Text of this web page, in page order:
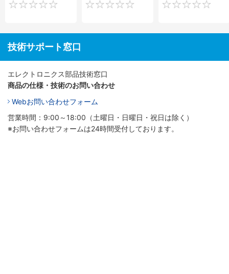
0 0
技術サポート窓口
エレクトロニクス部品技術窓口
商品の仕様・技術のお問い合わせ
Webお問い合わせフォーム
営業時間：9:00～18:00（土曜日・日曜日・祝日は除く）
※お問い合わせフォームは24時間受付しております。